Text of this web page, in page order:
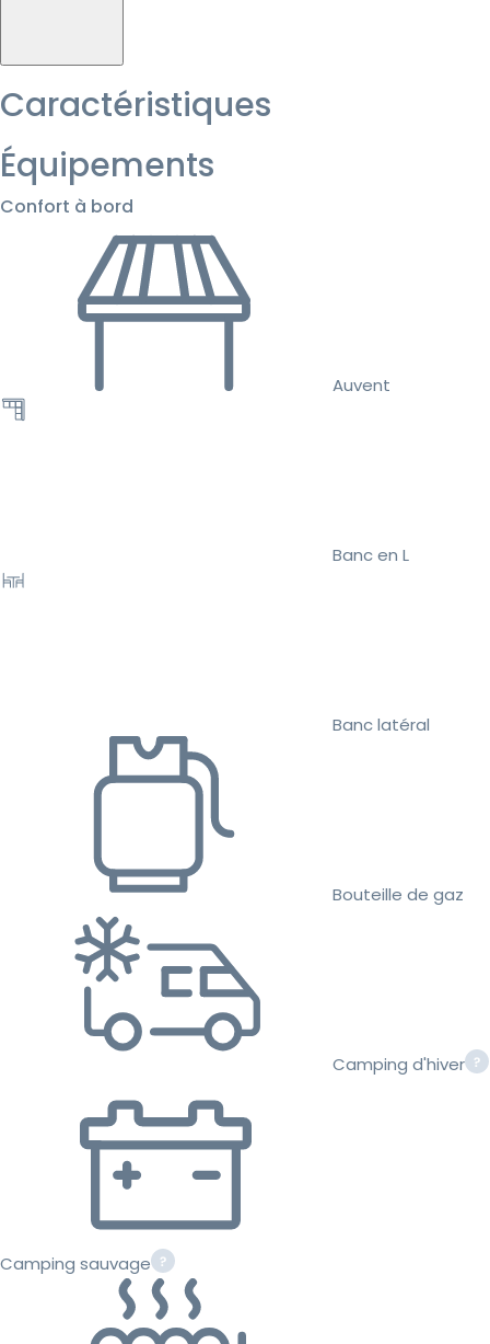
Caractéristiques
Équipements
Confort à bord
Auvent
Banc en L
Banc latéral
Bouteille de gaz
Camping d'hiver
Camping sauvage